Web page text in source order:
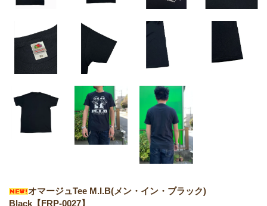
オマージュTee M.I.B(メン・イン・ブラック)
Black【FRP-0027】